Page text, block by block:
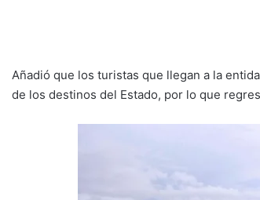
Añadió que los turistas que llegan a la
de los destinos del Estado, por lo que